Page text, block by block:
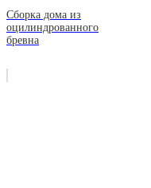
Сборка дома из
оцилиндрованного
бревна